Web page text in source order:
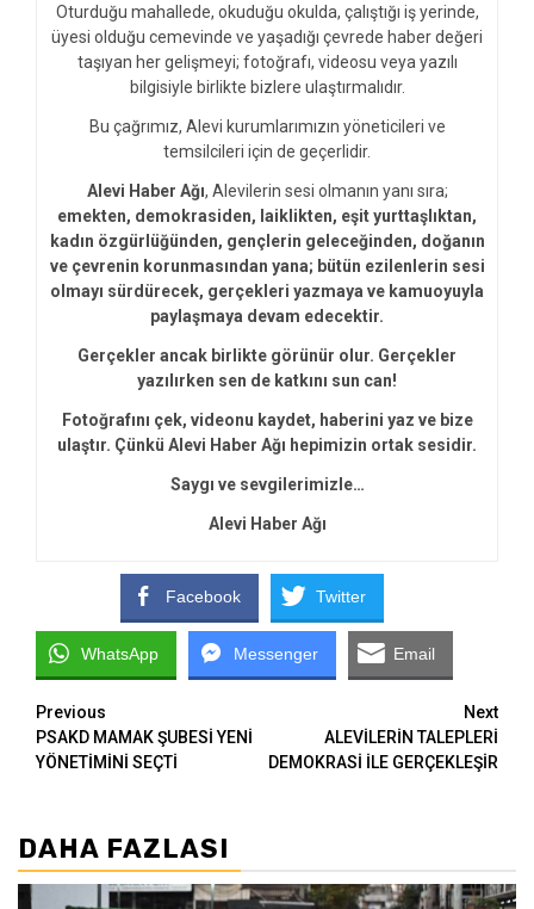
Oturduğu mahallede, okuduğu okulda, çalıştığı iş yerinde,
üyesi olduğu cemevinde ve yaşadığı çevrede haber değeri
taşıyan her gelişmeyi; fotoğrafı, videosu veya yazılı
bilgisiyle birlikte bizlere ulaştırmalıdır.
Bu çağrımız, Alevi kurumlarımızın yöneticileri ve
temsilcileri için de geçerlidir.
Alevi Haber Ağı, Alevilerin sesi olmanın yanı sıra;
emekten, demokrasiden, laiklikten, eşit yurttaşlıktan,
kadın özgürlüğünden, gençlerin geleceğinden, doğanın
ve çevrenin korunmasından yana; bütün ezilenlerin sesi
olmayı sürdürecek, gerçekleri yazmaya ve kamuoyuyla
paylaşmaya devam edecektir.
Gerçekler ancak birlikte görünür olur. Gerçekler
yazılırken sen de katkını sun can!
Fotoğrafını çek, videonu kaydet, haberini yaz ve bize
ulaştır. Çünkü Alevi Haber Ağı hepimizin ortak sesidir.
Saygı ve sevgilerimizle…
Alevi Haber Ağı
Facebook Twitter
WhatsApp Messenger Email
Continue
Reading
Previous
PSAKD MAMAK ŞUBESİ YENİ
YÖNETİMİNİ SEÇTİ
Next
ALEVİLERİN TALEPLERİ
DEMOKRASİ İLE GERÇEKLEŞİR
DAHA FAZLASI